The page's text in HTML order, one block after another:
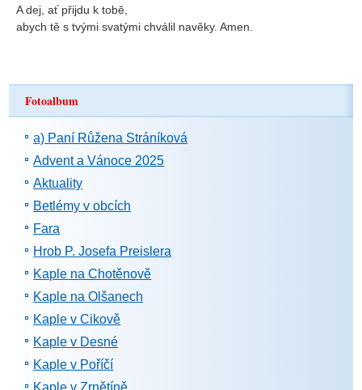
A dej, ať přijdu k tobě,
abych tě s tvými svatými chválil navěky. Amen.
Fotoalbum
a) Paní Růžena Stráníková
Advent a Vánoce 2025
Aktuality
Betlémy v obcích
Fara
Hrob P. Josefa Preislera
Kaple na Chotěnově
Kaple na Olšanech
Kaple v Cikově
Kaple v Desné
Kaple v Poříčí
Kaple v Zrnětíně